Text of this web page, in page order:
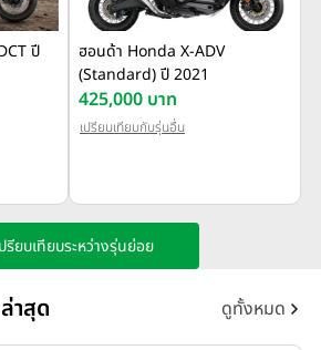
ปี
ฮอนด้า Honda X-ADV
(Standard) ปี 2021
425,000 บาท
เปรียบเทียบกับรุ่นอื่น
รียบเทียบระหว่างรุ่นย่อย
าสุด ดูทั้งหมด